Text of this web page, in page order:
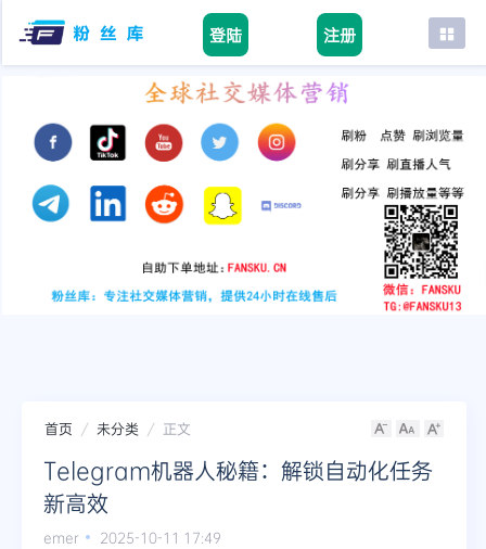
登陆 注册
首页
tiktok
youtube
instagram
首页 未分类 正文
Telegram机器人秘籍：解锁自动化任务
新高效
emer 2025-10-11 17:49